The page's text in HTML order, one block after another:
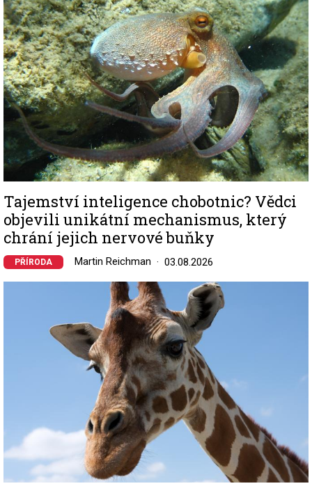
Tajemství inteligence chobotnic? Vědci
objevili unikátní mechanismus, který
chrání jejich nervové buňky
PŘÍRODA Martin Reichman 03.08.2026